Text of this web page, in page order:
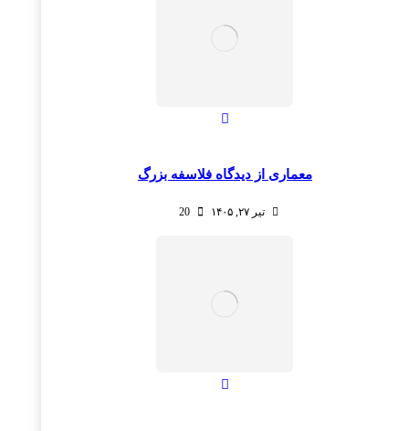
معماری از دیدگاه فلاسفه بزرگ
تیر ۲۷, ۱۴۰۵ 20